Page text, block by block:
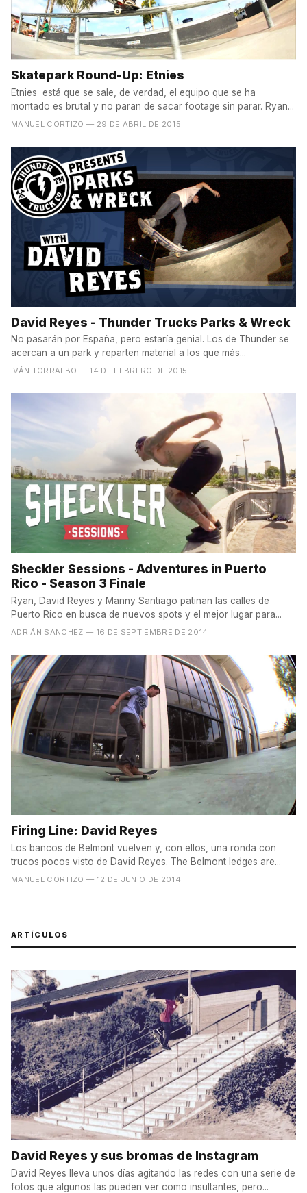
Skatepark Round-Up: Etnies
Etnies está que se sale, de verdad, el equipo que se ha
montado es brutal y no paran de sacar footage sin parar. Ryan...
MANUEL CORTIZO — 29 DE ABRIL DE 2015
David Reyes - Thunder Trucks Parks & Wreck
No pasarán por España, pero estaría genial. Los de Thunder se
acercan a un park y reparten material a los que más...
IVÁN TORRALBO — 14 DE FEBRERO DE 2015
Sheckler Sessions - Adventures in Puerto
Rico - Season 3 Finale
Ryan, David Reyes y Manny Santiago patinan las calles de
Puerto Rico en busca de nuevos spots y el mejor lugar para...
ADRIÁN SANCHEZ — 16 DE SEPTIEMBRE DE 2014
Firing Line: David Reyes
Los bancos de Belmont vuelven y, con ellos, una ronda con
trucos pocos visto de David Reyes. The Belmont ledges are...
MANUEL CORTIZO — 12 DE JUNIO DE 2014
ARTÍCULOS
David Reyes y sus bromas de Instagram
David Reyes lleva unos días agitando las redes con una serie de
fotos que algunos las pueden ver como insultantes, pero...